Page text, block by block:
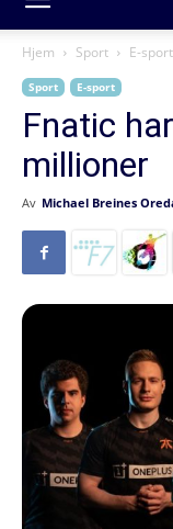
Hjem Sport E-sport
Sport E-sport
Fnatic
millioner
Av Michael Breines